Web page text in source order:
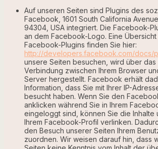
Auf unseren Seiten sind Plugins des
Facebook, 1601 South California
94304, USA integriert. Die Facebook-
an dem Facebook-Logo. Eine
Facebook-Plugins finden Sie hier:
http://developers.facebook.com/docs/
unsere Seiten besuchen, wird über
Verbindung zwischen Ihrem Browser
Server hergestellt. Facebook erhält
Information, dass Sie mit Ihrer IP-
besucht haben. Wenn Sie den
anklicken während Sie in Ihrem
eingeloggt sind, können Sie die Inhalte
Ihrem Facebook-Profil verlinken.
den Besuch unserer Seiten Ihrem
zuordnen. Wir weisen darauf hin, dass